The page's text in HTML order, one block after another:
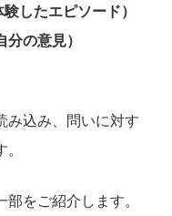
したエピソード）
の意見）
み込み、問いに対す
をご紹介します。